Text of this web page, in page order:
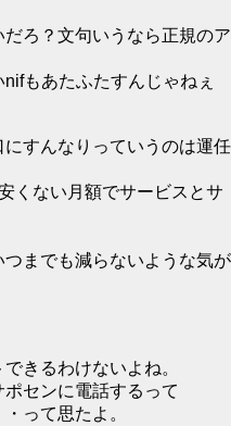
ろ？文句いうなら正規のア
もあたふたすんじゃねぇ
すんなりっていうのは運任
くない月額でサービスとサ
までも減らないような気が
きるわけないよね。
センに電話するって
って思たよ。